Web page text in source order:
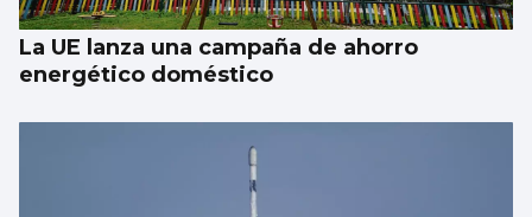
La UE lanza una campaña de ahorro
energético doméstico